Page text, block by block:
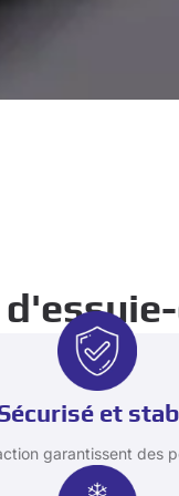
et
garantissent des